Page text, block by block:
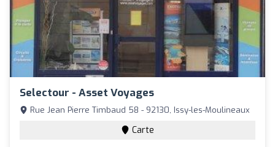
Selectour - Asset Voyages
Rue Jean Pierre Timbaud 58 - 92130, Issy-les-Moulineaux
Carte